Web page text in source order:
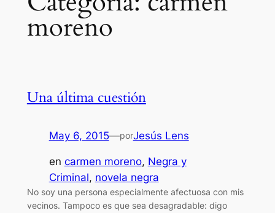
moreno
Una última cuestión
May 6, 2015—porJesús Lens
en carmen moreno, Negra y
Criminal, novela negra
No soy una persona especialmente afectuosa con mis
vecinos. Tampoco es que sea desagradable: digo